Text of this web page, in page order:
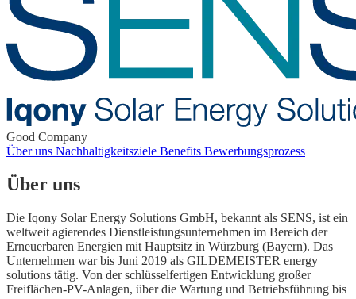
Good Company
Über uns Nachhaltigkeitsziele Benefits Bewerbungsprozess
Über uns
Die Iqony Solar Energy Solutions GmbH, bekannt als SENS, ist ein
weltweit agierendes Dienstleistungsunternehmen im Bereich der
Erneuerbaren Energien mit Hauptsitz in Würzburg (Bayern). Das
Unternehmen war bis Juni 2019 als GILDEMEISTER energy
solutions tätig. Von der schlüsselfertigen Entwicklung großer
Freiflächen-PV-Anlagen, über die Wartung und Betriebsführung bis